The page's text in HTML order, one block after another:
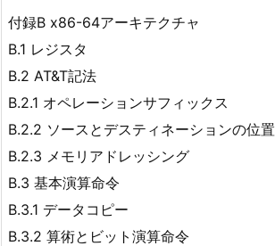
付録B x86-64アーキテクチャ
B.1 レジスタ
B.2 AT&T記法
B.2.1 オペレーションサフィックス
B.2.2 ソースとデスティネーションの位置
B.2.3 メモリアドレッシング
B.3 基本演算命令
B.3.1 データコピー
B.3.2 算術とビット演算命令